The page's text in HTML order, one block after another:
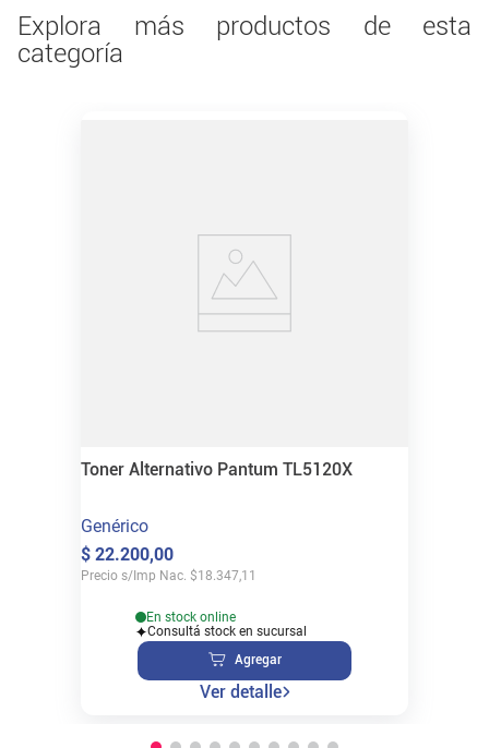
Explora más productos de esta
categoría
Toner Alternativo Pantum TL5120X
Genérico
$ 22.200,00
Precio s/Imp Nac. $18.347,11
En stock online
Consultá stock en sucursal
Agregar
Ver detalle